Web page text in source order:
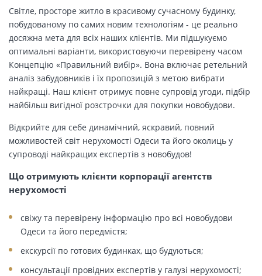
Світле, просторе житло в красивому сучасному будинку,
побудованому по самих новим технологіям - це реально
досяжна мета для всіх наших клієнтів. Ми підшукуємо
оптимальні варіанти, використовуючи перевірену часом
Концепцію «Правильний вибір». Вона включає ретельний
аналіз забудовників і їх пропозицій з метою вибрати
найкращі. Наш клієнт отримує повне супровід угоди, підбір
найбільш вигідної розстрочки для покупки новобудови.
Відкрийте для себе динамічний, яскравий, повний
можливостей світ нерухомості Одеси та його околиць у
супроводі найкращих експертів з новобудов!
Що отримують клієнти корпорації агентств
нерухомості
свіжу та перевірену інформацію про всі новобудови
Одеси та його передмістя;
екскурсії по готових будинках, що будуються;
консультації провідних експертів у галузі нерухомості;